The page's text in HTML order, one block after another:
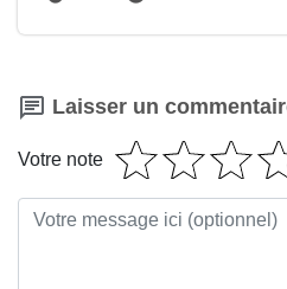
Laisser un
Votre note